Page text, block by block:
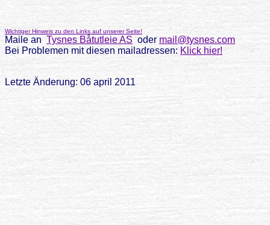
Wichtiger Hinweis zu den Links auf unserer Seite!
Maile an Tysnes Båtutleie AS oder mail@tysnes.com
Bei Problemen mit diesen mailadressen: Klick hier!
Letzte Änderung: 06 april 2011